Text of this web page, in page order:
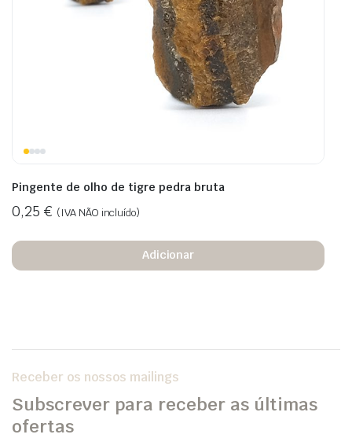
Pingente de olho de tigre pedra bruta
0,25 € (IVA NÃO incluído)
Adicionar
Receber os nossos mailings
Subscrever para receber as últimas
ofertas